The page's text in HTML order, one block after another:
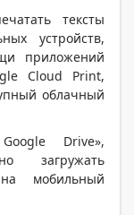
тексты
устройств,
приложений
Cloud Print,
облачный
Drive»,
загружать
мобильный